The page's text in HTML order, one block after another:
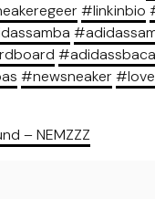
#linkinbio
#newsneaker
– NEMZZZ